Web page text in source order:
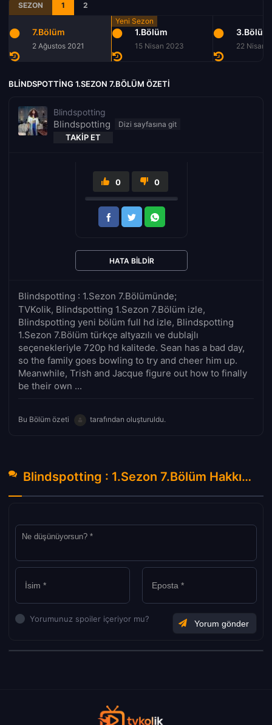
SEZON 1 2
7.Bölüm
2 Ağustos 2021
1.Bölüm
15 Nisan 2023
3.Bölüm
22 Nisan
BLINDSPOTTING 1.SEZON 7.BÖLÜM ÖZETI
Blindspotting
Blindspotting
TAKIP ET
Blindspotting : 1.Sezon 7.Bölümünde;
TVKolik, Blindspotting 1.Sezon 7.Bölüm izle,
Blindspotting yeni bölüm full hd izle, Blindspotting
1.Sezon 7.Bölüm türkçe altyazılı ve dublajlı
seçenekleriyle 720p hd kalitede. Sean has a bad day,
so the family goes bowling to try and cheer him up.
Meanwhile, Trish and Jacque figure out how to finally
be their own ...
Bu Bölüm özeti tarafından oluşturuldu.
0 0
HATA BILDIR
Blindspotting : 1.Sezon 7.Bölüm Hakkında Yorumlar
Yorumunuz spoiler içeriyor mu?